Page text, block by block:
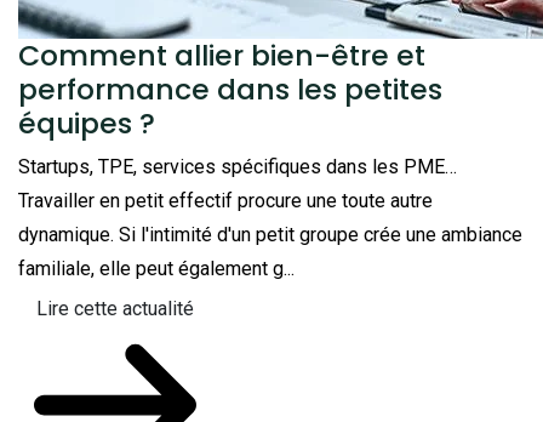
Comment allier bien-être et
performance dans les petites
équipes ?
Startups, TPE, services spécifiques dans les PME…
Travailler en petit effectif procure une toute autre
dynamique. Si l'intimité d'un petit groupe crée une ambiance
familiale, elle peut également g...
Lire cette actualité